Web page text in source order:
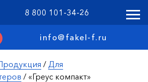
8 800 101-34-26
info@fakel-f.ru
/ Для
/ «Греус компакт»